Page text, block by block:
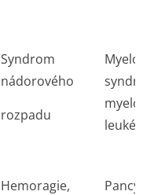
Syndrom
nádorového
rozpadu
Hemoragie,